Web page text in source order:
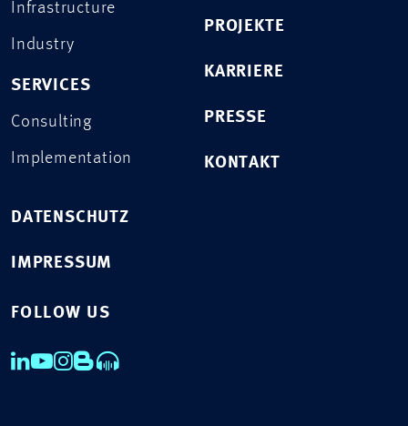
Infrastructure
Industry
SERVICES
Consulting
Implementation
PROJEKTE
KARRIERE
PRESSE
KONTAKT
DATENSCHUTZ
IMPRESSUM
FOLLOW US